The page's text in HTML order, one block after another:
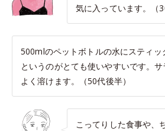
気に入っています。（
500mlのペットボトルの水にスティッ
というのがとても使いやすいです。サ
よく溶けます。（50代後半）
こってりした食事や、